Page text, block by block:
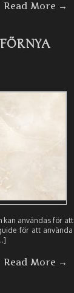
Read More →
kan användas för att
för att använda
Read More →